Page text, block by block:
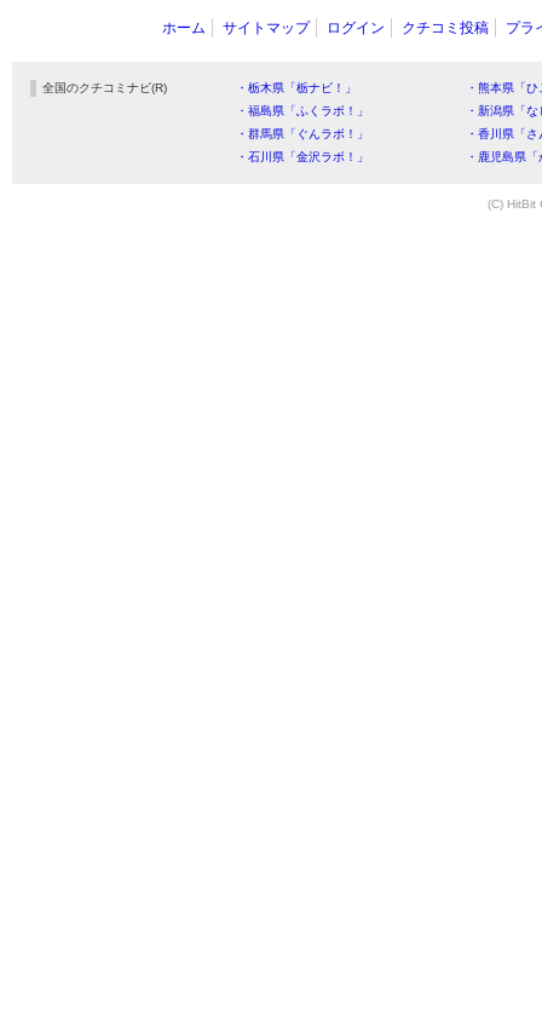
ホーム サイトマップ ログイン クチコミ投稿 プラ
全国のクチコミナビ(R) ・栃木県「栃ナビ！」
・熊本県「
・福島県「ふくラボ！」
・新潟県「
・群馬県「ぐんラボ！」
・香川県「
・石川県「金沢ラボ！」
・鹿児島県
(C) HitBit